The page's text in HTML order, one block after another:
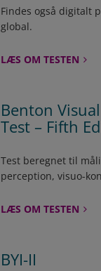
Findes også digitalt
global.
LÆS OM TESTEN
Benton
Test – Fifth
Test beregnet til
perception, visuo-
LÆS OM TESTEN
BYI-II